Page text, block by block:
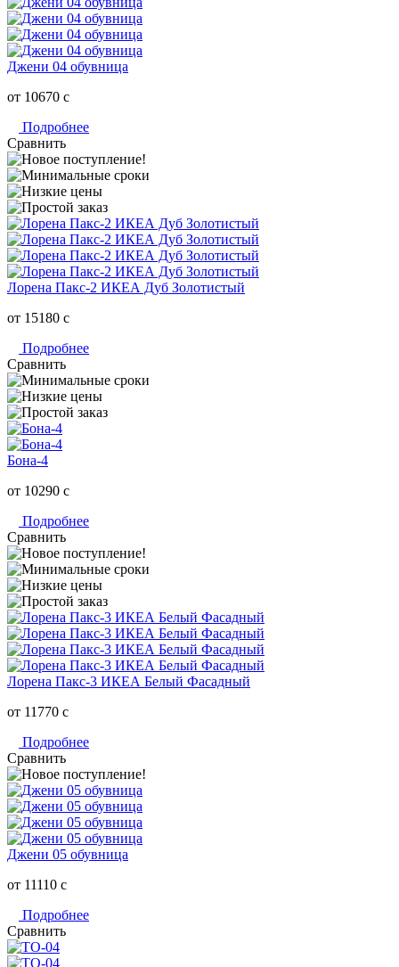
Джени 04 обувница
от 10670 c
Подробнее
Сравнить
Лорена Пакс-2 ИКЕА Дуб Золотистый
от 15180 c
Подробнее
Сравнить
Бона-4
от 10290 c
Подробнее
Сравнить
Лорена Пакс-3 ИКЕА Белый Фасадный
от 11770 c
Подробнее
Сравнить
Джени 05 обувница
от 11110 c
Подробнее
Сравнить